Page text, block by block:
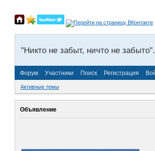
"Никто не забыт, ничто не
Форум Участники Поиск Регистрация
Активные темы
Объявление